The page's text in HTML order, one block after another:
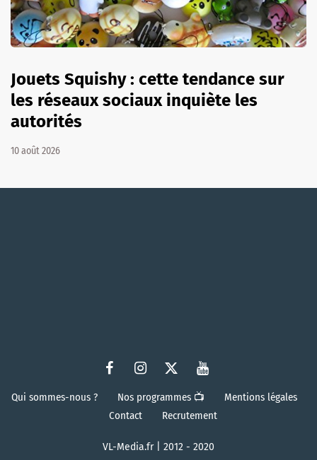
Jouets Squishy : cette tendance sur
les réseaux sociaux inquiète les
autorités
10 août 2026
Qui sommes-nous ? Nos programmes 📺
Mentions légales
Contact
Recrutement
VL-Media.fr | 2012 - 2020